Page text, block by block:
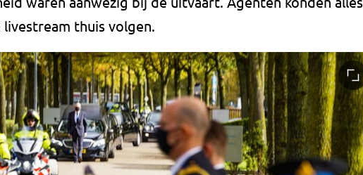
livestream thuis volgen.